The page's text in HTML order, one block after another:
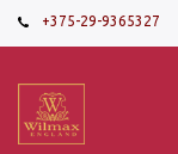
+375-29-9365327